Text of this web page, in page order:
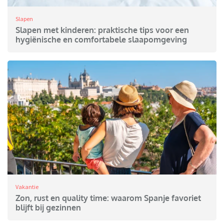
Slapen
Slapen met kinderen: praktische tips voor een
hygiënische en comfortabele slaapomgeving
Vakantie
Zon, rust en quality time: waarom Spanje favoriet
blijft bij gezinnen